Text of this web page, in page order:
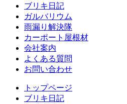
ブリキ日記
ガルバリウム
雨漏り解決隊
カーポート屋根材
会社案内
よくある質問
お問い合わせ
トップページ
ブリキ日記